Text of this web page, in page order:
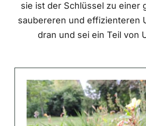
sie ist der Schlüssel zu einer
saubereren und effizienteren
dran und sei ein Teil von